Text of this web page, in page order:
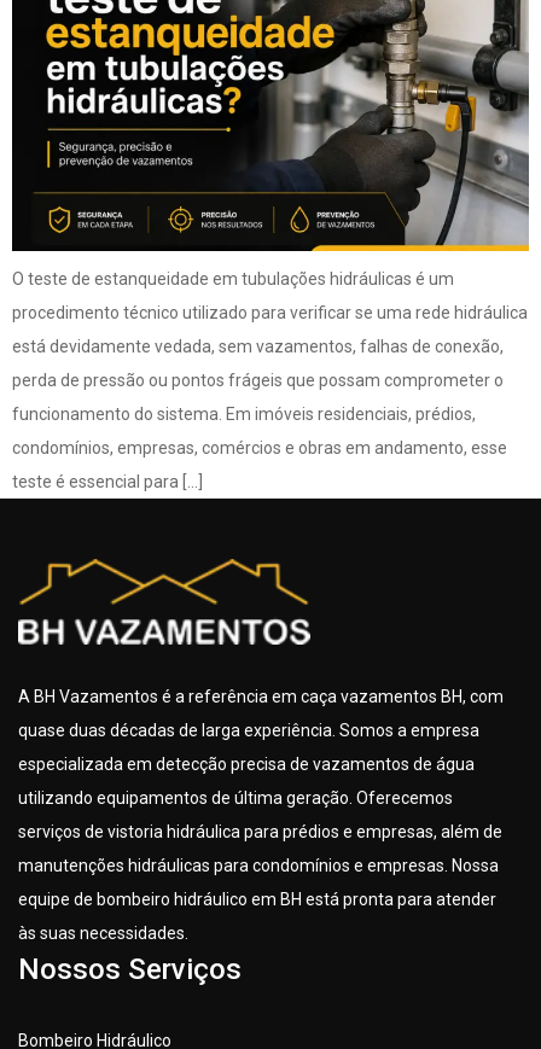
O teste de estanqueidade em tubulações hidráulicas é um
procedimento técnico utilizado para verificar se uma rede hidráulica
está devidamente vedada, sem vazamentos, falhas de conexão,
perda de pressão ou pontos frágeis que possam comprometer o
funcionamento do sistema. Em imóveis residenciais, prédios,
condomínios, empresas, comércios e obras em andamento, esse
teste é essencial para […]
A BH Vazamentos é a referência em caça vazamentos BH, com
quase duas décadas de larga experiência. Somos a empresa
especializada em detecção precisa de vazamentos de água
utilizando equipamentos de última geração. Oferecemos
serviços de vistoria hidráulica para prédios e empresas, além de
manutenções hidráulicas para condomínios e empresas. Nossa
equipe de bombeiro hidráulico em BH está pronta para atender
às suas necessidades.
Nossos Serviços
Bombeiro Hidráulico